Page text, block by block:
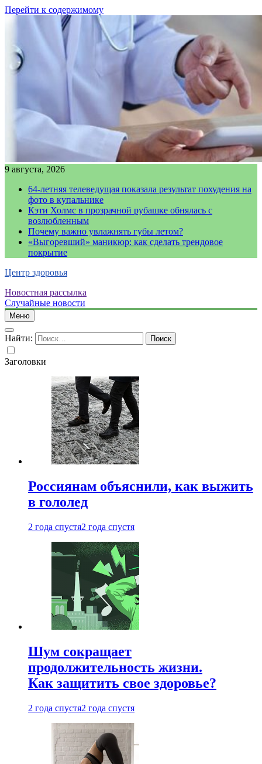
Перейти к содержимому
9 августа, 2026
64-летняя телеведущая показала результат похудения на
фото в купальнике
Кэти Холмс в прозрачной рубашке обнялась с
возлюбленным
Почему важно увлажнять губы летом?
«Выгоревший» маникюр: как сделать трендовое
покрытие
Центр здоровья
Новостная рассылка
Случайные новости
Меню
Найти:
Заголовки
Россиянам объяснили, как выжить
в гололед
2 года спустя2 года спустя
Шум сокращает
продолжительность жизни.
Как защитить свое здоровье?
2 года спустя2 года спустя